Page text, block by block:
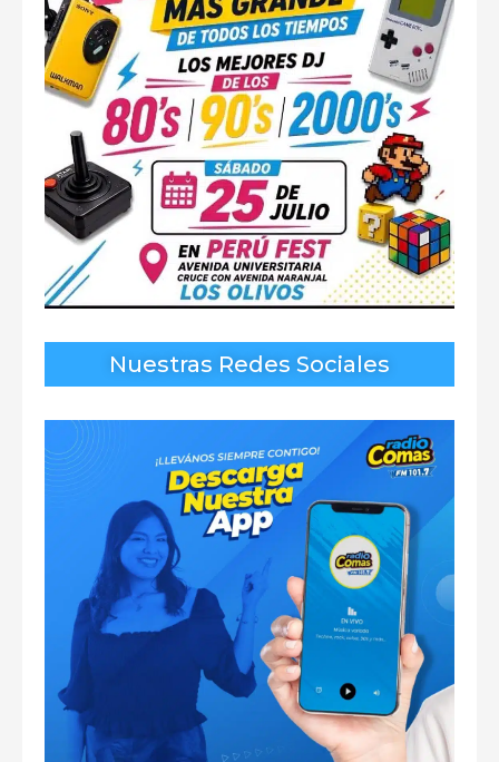
Nuestras Redes Sociales